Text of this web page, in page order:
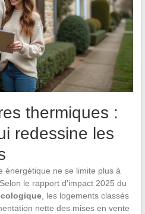
thermiques :
redessine les
énergétique ne se limite plus à
le rapport d’impact 2025 du
, les logements classés
nette des mises en vente